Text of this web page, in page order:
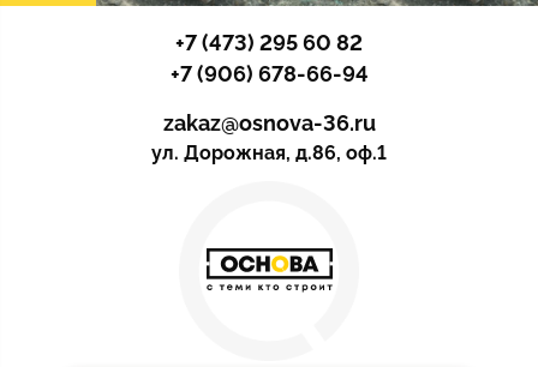
+7 (473) 295 60 82
+7 (906) 678-66-94
zakaz@osnova-36.ru
ул. Дорожная, д.86, оф.1